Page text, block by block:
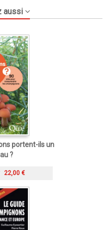
aussi
portent-ils un
?
22,00 €